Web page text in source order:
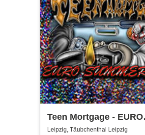
Teen Mortgage - EURO
SUMMER 2026
Leipzig, Täubchenthal Leipzig